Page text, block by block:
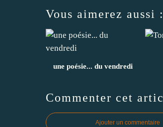
Vous aimerez aussi :
une poésie... du vendredi
Commenter cet
Ajouter un commentaire